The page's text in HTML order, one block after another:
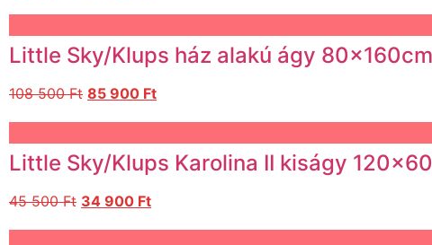
Little Sky/Klups ház alakú ágy 80x160cm
108 500Ft 85 900 Ft
Little Sky/Klups Karolina II kiságy
45 500Ft 34 900 Ft